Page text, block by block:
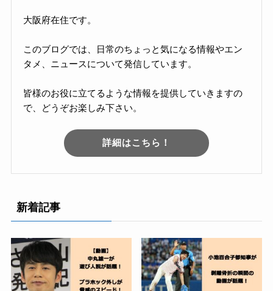
大阪府在住です。
このブログでは、日常のちょっと気になる情報やエン
タメ、ニュースについて発信しています。
皆様のお役に立てるような情報を提供していきますの
で、どうぞお楽しみ下さい。
詳細はこちら！
新着記事